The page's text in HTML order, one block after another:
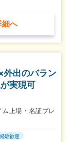
細へ
外出のバラン
実現可
上場・名証プレ
験歓迎